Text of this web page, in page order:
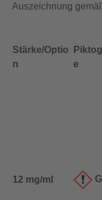
Auszeichnung
Stärke/Optio
n
e
12 mg/ml